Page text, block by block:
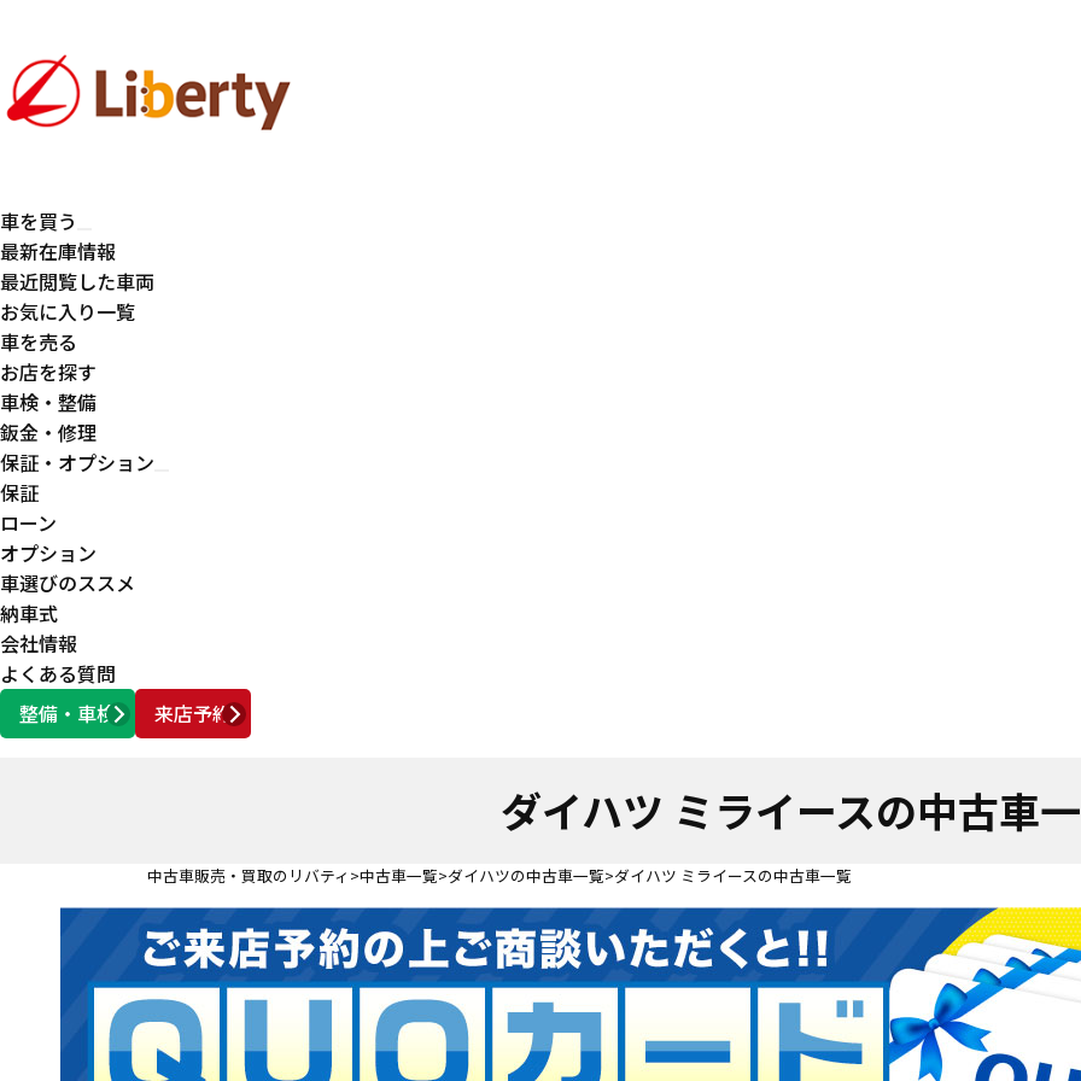
車を買う
最新在庫情報
最近閲覧した車両
お気に入り一覧
車を売る
お店を探す
車検・整備
鈑金・修理
保証・オプション
保証
ローン
オプション
車選びのススメ
納車式
会社情報
よくある質問
整備・車検
来店予約
営業時間 AM10:00 ～ PM6:00
ダイハツ ミライースの中古車
中古車販売・買取のリバティ 中古車一覧 ダイハツの中古車一覧 ダイハツ ミライースの中古車一覧